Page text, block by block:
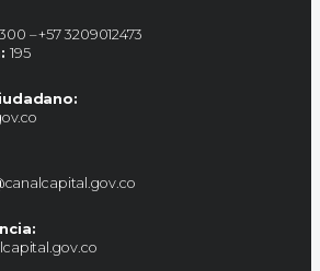
– +57 3209012473
195